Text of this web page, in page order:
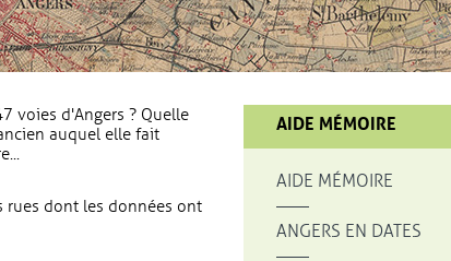
voies d'Angers ? Quelle
auquel elle fait
rues dont les données ont
AIDE MÉMOIRE
AIDE MÉMOIRE
ANGERS EN DATES